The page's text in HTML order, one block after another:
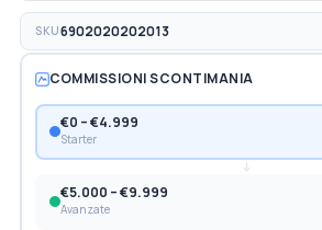
SKU6902020202013
COMMISSIONI SCONTIMANIA
€0 – €4.999
Starter
€5.000 – €9.999
Avanzate